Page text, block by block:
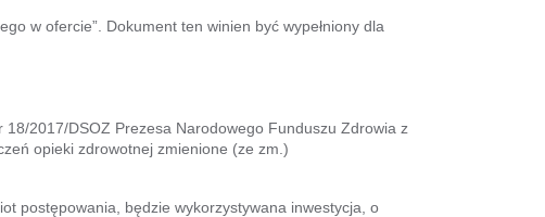
w ofercie”. Dokument ten winien być wypełniony dla
2017/DSOZ Prezesa Narodowego Funduszu Zdrowia z
opieki zdrowotnej zmienione (ze zm.)
postępowania, będzie wykorzystywana inwestycja, o